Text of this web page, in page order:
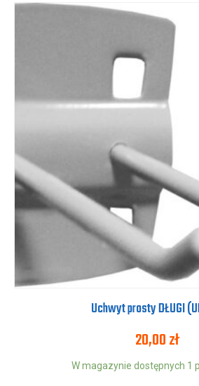
Uchwyt prosty DŁUGI
20,00zł
W magazynie dostępnych 1